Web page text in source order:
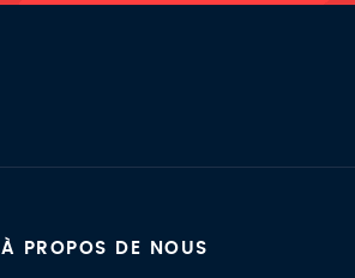
À PROPOS DE NOUS